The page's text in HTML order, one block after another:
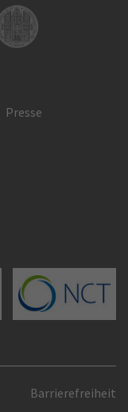
Presse
Barrierefreiheit